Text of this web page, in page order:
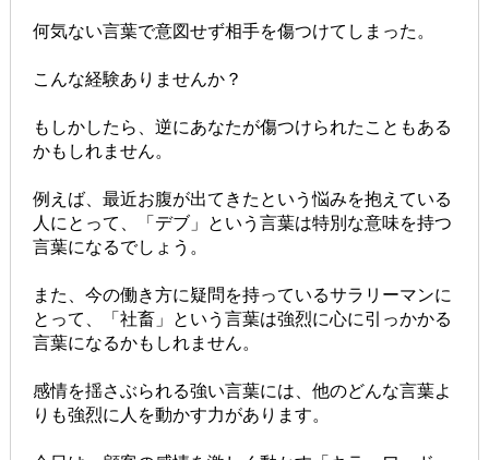
何気ない言葉で意図せず相手を傷つけてしまった。
こんな経験ありませんか？
もしかしたら、逆にあなたが傷つけられたこともある
かもしれません。
例えば、最近お腹が出てきたという悩みを抱えている
人にとって、「デブ」という言葉は特別な意味を持つ
言葉になるでしょう。
また、今の働き方に疑問を持っているサラリーマンに
とって、「社畜」という言葉は強烈に心に引っかかる
言葉になるかもしれません。
感情を揺さぶられる強い言葉には、他のどんな言葉よ
りも強烈に人を動かす力があります。